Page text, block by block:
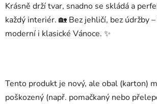
Krásně drží tvar, snadno se skládá a
každý interiér. 🏡 Bez jehličí, bez údržby
moderní i klasické Vánoce. ✨
Tento produkt je nový, ale obal (karton)
poškozený (např. pomačkaný nebo